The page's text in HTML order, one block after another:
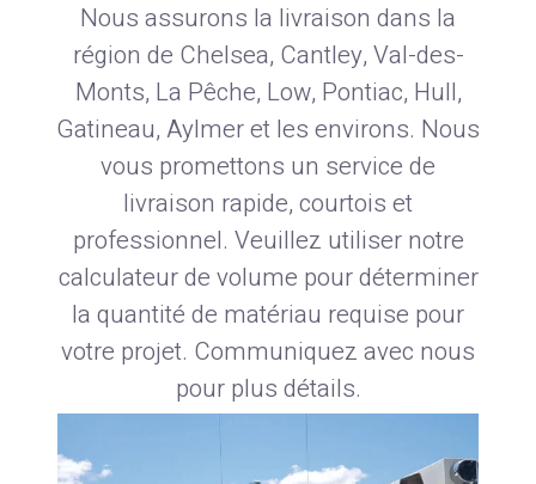
Nous assurons la livraison dans la
région de Chelsea, Cantley, Val-des-
Monts, La Pêche, Low, Pontiac, Hull,
Gatineau, Aylmer et les environs. Nous
vous promettons un service de
livraison rapide, courtois et
professionnel. Veuillez utiliser notre
calculateur de volume pour déterminer
la quantité de matériau requise pour
votre projet. Communiquez avec nous
pour plus détails.